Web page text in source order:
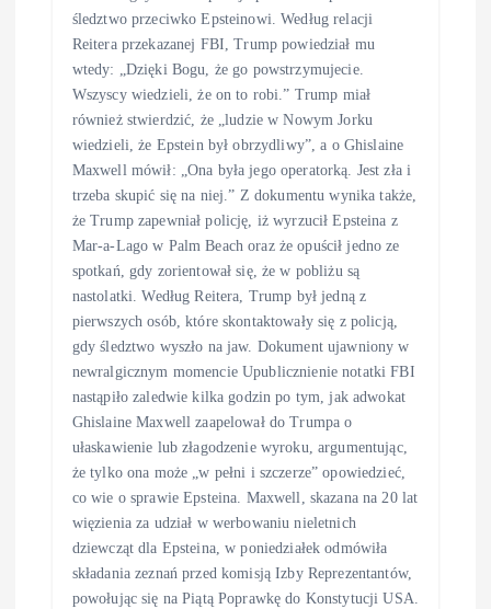
śledztwo przeciwko Epsteinowi. Według relacji
Reitera przekazanej FBI, Trump powiedział mu
wtedy: „Dzięki Bogu, że go powstrzymujecie.
Wszyscy wiedzieli, że on to robi.” Trump miał
również stwierdzić, że „ludzie w Nowym Jorku
wiedzieli, że Epstein był obrzydliwy”, a o Ghislaine
Maxwell mówił: „Ona była jego operatorką. Jest zła i
trzeba skupić się na niej.” Z dokumentu wynika także,
że Trump zapewniał policję, iż wyrzucił Epsteina z
Mar-a-Lago w Palm Beach oraz że opuścił jedno ze
spotkań, gdy zorientował się, że w pobliżu są
nastolatki. Według Reitera, Trump był jedną z
pierwszych osób, które skontaktowały się z policją,
gdy śledztwo wyszło na jaw. Dokument ujawniony w
newralgicznym momencie Upublicznienie notatki FBI
nastąpiło zaledwie kilka godzin po tym, jak adwokat
Ghislaine Maxwell zaapelował do Trumpa o
ułaskawienie lub złagodzenie wyroku, argumentując,
że tylko ona może „w pełni i szczerze” opowiedzieć,
co wie o sprawie Epsteina. Maxwell, skazana na 20 lat
więzienia za udział w werbowaniu nieletnich
dziewcząt dla Epsteina, w poniedziałek odmówiła
składania zeznań przed komisją Izby Reprezentantów,
powołując się na Piątą Poprawkę do Konstytucji USA.